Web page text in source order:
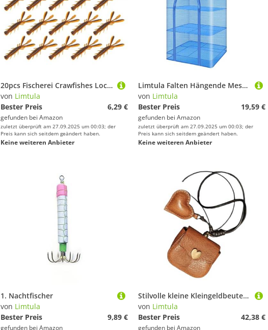
20pcs Fischerei Crawfishes Locken Weiche Garnelenköder Künstliche Swimbait Weiche Plastikköder Für Frischwaters Salzwasserleichter Gewicht Künstlicher Köder Swimbait Größe Kleine Größe
von Limtula
Bester Preis
6,29 €
gefunden bei Amazon
zuletzt überprüft am 27.09.2025 um 00:03; der
Preis kann sich seitdem geändert haben.
Keine weiteren Anbieter
Limtula Falten Hängende Meshes Trockner Pflanzen Trocknungsregal 4 Schichten Fischnetzhänge Meshes Haus Haus Trocknungsnetz
von Limtula
Bester Preis
19,59 €
gefunden bei Amazon
zuletzt überprüft am 27.09.2025 um 00:03; der
Preis kann sich seitdem geändert haben.
Keine weiteren Anbieter
1. Nachtfischer
von Limtula
Bester Preis
9,89 €
gefunden bei Amazon
Stilvolle kleine Kleingeldbeutel, bezaubernder Münzhalter, Geldbörse, Accessoire, Lederstruktur, geeignet für den täglichen Gebrauch, herzförmige Münzbörse, braun, Einheitsgröße
von Limtula
Bester Preis
42,38 €
gefunden bei Amazon